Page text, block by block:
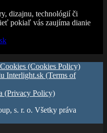
dizajnu, technológií či
pokiaľ vás zaujíma dianie
(Cookies Policy)
Interlight.sk (Terms of
(Privacy Policy)
s. r. o. Všetky práva